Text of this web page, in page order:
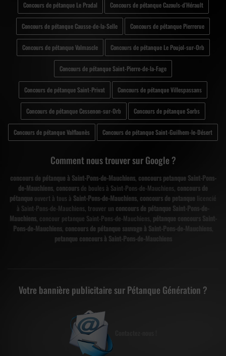
Concours de pétanque Le Pradal Concours de pétanque Cazouls-d'Hérault
Concours de pétanque Causse-de-la-Selle Concours de pétanque Pierrerue
Concours de pétanque Valmascle Concours de pétanque Le Poujol-sur-Orb
Concours de pétanque Saint-Pierre-de-la-Fage
Concours de pétanque Saint-Privat Concours de pétanque Villespassans
Concours de pétanque Cessenon-sur-Orb Concours de pétanque Sorbs
Concours de pétanque Valflaunès Concours de pétanque Saint-Guilhem-le-Désert
Comment nous trouver sur Google ?
concours de pétanque à Saint-Pons-de-Mauchiens, concours petanque Saint-Pons-
de-Mauchiens, concours de boules à Saint-Pons-de-Mauchiens, concours de
pétanque ouvert à tous à Saint-Pons-de-Mauchiens, concours de petanque licencié
à Saint-Pons-de-Mauchiens, trouver un concours de pétanque Saint-Pons-de-
Mauchiens, concour petanque Saint-Pons-de-Mauchiens, pétanque concours Saint-
Pons-de-Mauchiens, concours de pétanque sauvage à Saint-Pons-de-Mauchiens
petanque concours à Saint-Pons-de-Mauchiens
Votre bannière publicitaire sur Pétanque Génération ?